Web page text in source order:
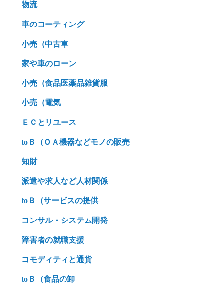
物流
車のコーティング
小売（中古車
家や車のローン
小売（食品医薬品雑貨服
小売（電気
ＥＣとリユース
toＢ（ＯＡ機器などモノの販売
知財
派遣や求人など人材関係
toＢ（サービスの提供
コンサル・システム開発
障害者の就職支援
コモディティと通貨
toＢ（食品の卸